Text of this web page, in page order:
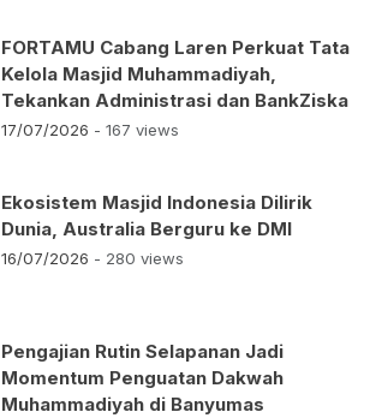
FORTAMU Cabang Laren Perkuat Tata
Kelola Masjid Muhammadiyah,
Tekankan Administrasi dan BankZiska
17/07/2026 - 167 views
Ekosistem Masjid Indonesia Dilirik
Dunia, Australia Berguru ke DMI
16/07/2026 - 280 views
Pengajian Rutin Selapanan Jadi
Momentum Penguatan Dakwah
Muhammadiyah di Banyumas